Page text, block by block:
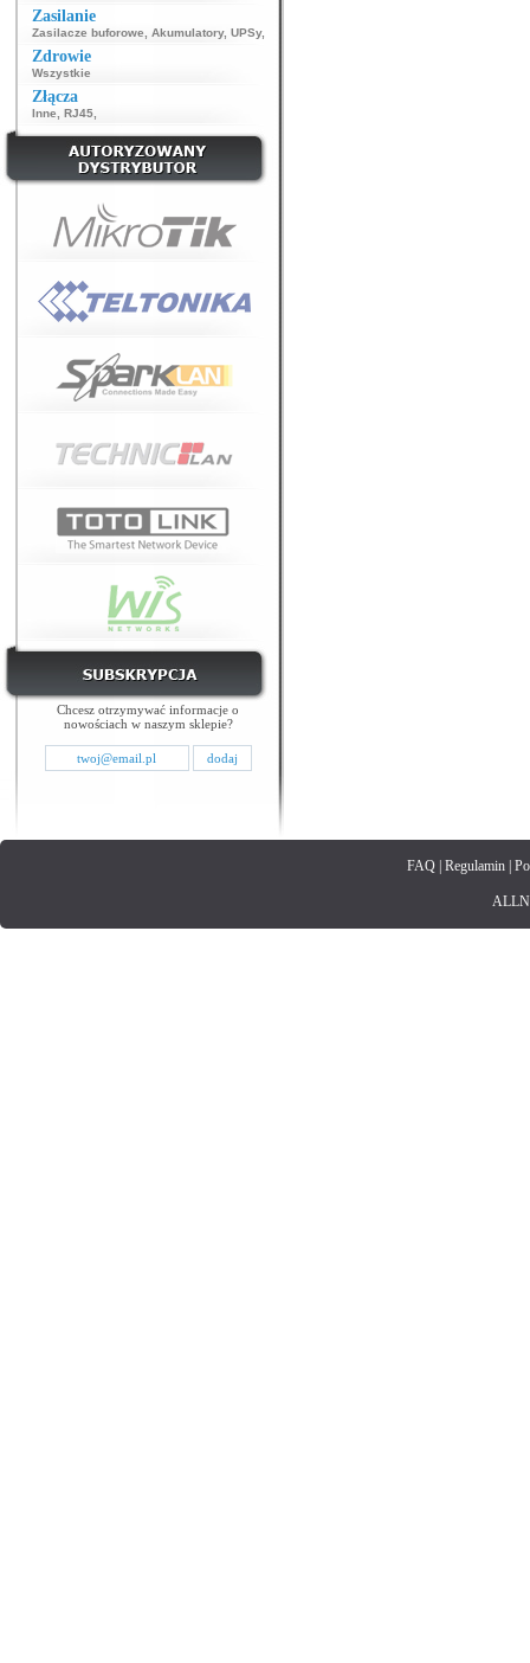
Zasilanie
Zasilacze buforowe Akumulatory, UPSy,
Zdrowie
Wszystkie
Złącza
Inne RJ45
Chcesz otrzymywać informacje o
nowościach w naszym sklepie?
FAQ| Regulamin|